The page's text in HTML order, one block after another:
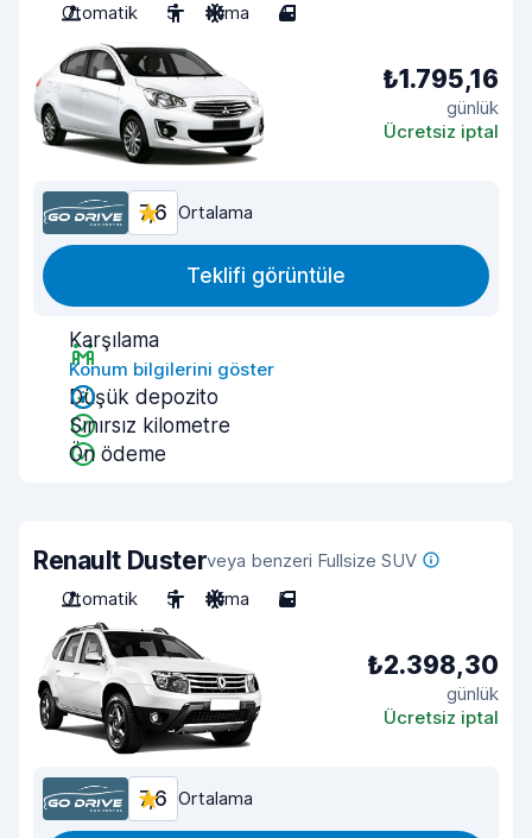
Otomatik
5 Klima 4
₺1.795,16
günlük
Ücretsiz iptal
7,6 Ortalama
Teklifi görüntüle
Karşılama
Konum bilgilerini göster
Düşük depozito
Sınırsız kilometre
Ön ödeme
Renault Dusterveya benzeri Fullsize SUV
Otomatik
5 Klima 5
₺2.398,30
günlük
Ücretsiz iptal
7,6 Ortalama